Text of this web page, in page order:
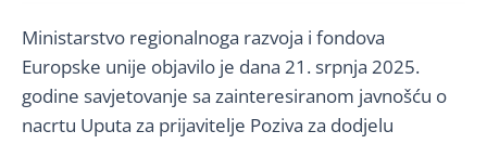
Ministarstvo regionalnoga razvoja i fondova
Europske unije objavilo je dana 21. srpnja 2025.
godine savjetovanje sa zainteresiranom javnošću o
nacrtu Uputa za prijavitelje Poziva za dodjelu